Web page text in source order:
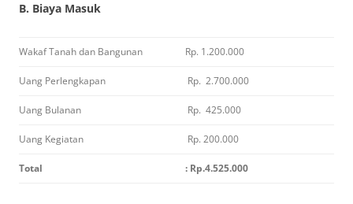
B. Biaya Masuk
Wakaf Tanah dan Bangunan Rp. 1.200.000
Uang Perlengkapan Rp. 2.700.000
Uang Bulanan Rp. 425.000
Uang Kegiatan Rp. 200.000
Total : Rp.4.525.000